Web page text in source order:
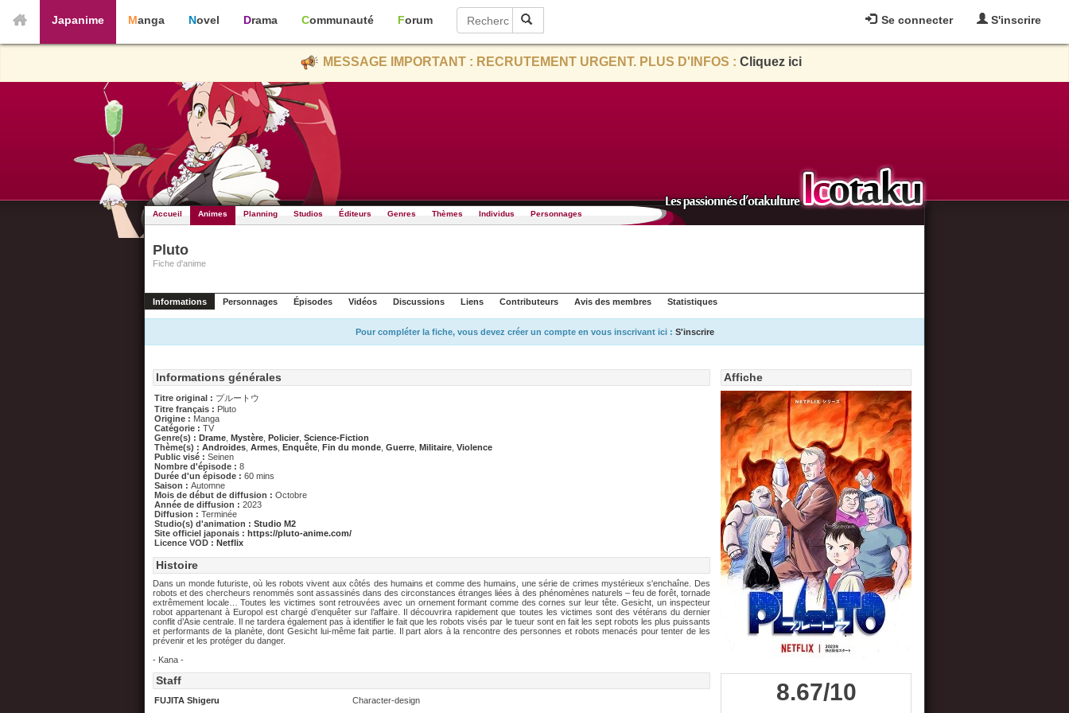
Se connecter S'inscrire
Japanime Manga Novel Drama Communauté Forum
MESSAGE IMPORTANT : RECRUTEMENT URGENT. PLUS D'INFOS : Cliquez ici
Accueil Animes Planning Studios Éditeurs Genres Thèmes Individus Personnages
Pluto
Fiche d'anime
Informations Personnages Épisodes Vidéos Discussions Liens Contributeurs Avis des membres Statistiques
Pour compléter la fiche, vous devez créer un compte en vous inscrivant ici : S'inscrire
Affiche
8.67/10
Informations générales
Titre original : プルートウ
Titre français : Pluto
Origine : Manga
Catégorie : TV
Genre(s) : Drame Mystère Policier Science-Fiction
Thème(s) : Androides Armes Enquête Fin du monde Guerre Militaire Violence
Public visé : Seinen
Nombre d'épisode : 8
Durée d'un épisode : 60 mins
Saison : Automne
Mois de début de diffusion : Octobre
Année de diffusion : 2023
Diffusion : Terminée
Studio(s) d'animation : Studio M2
Site officiel japonais : https://pluto-anime.com/
Licence VOD : Netflix
Histoire
Dans un monde futuriste, où les robots vivent aux côtés des humains et comme des humains, une série de crimes mystérieux s'enchaîne. Des
robots et des chercheurs renommés sont assassinés dans des circonstances étranges liées à des phénomènes naturels – feu de forêt, tornade
extrêmement locale… Toutes les victimes sont retrouvées avec un ornement formant comme des cornes sur leur tête. Gesicht, un inspecteur
robot appartenant à Europol est chargé d’enquêter sur l’affaire. Il découvrira rapidement que toutes les victimes sont des vétérans du dernier
conflit d’Asie centrale. Il ne tardera également pas à identifier le fait que les robots visés par le tueur sont en fait les sept robots les plus puissants
et performants de la planète, dont Gesicht lui-même fait partie. Il part alors à la rencontre des personnes et robots menacés pour tenter de les
prévenir et les protéger du danger.
- Kana -
Staff
FUJITA Shigeru
Character-design